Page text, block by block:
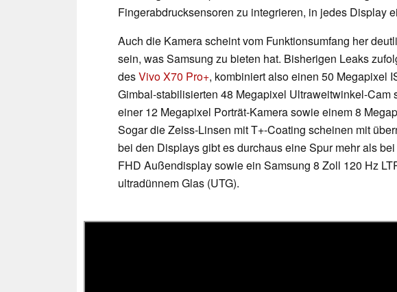
Fingerabdrucksensoren zu integrieren, in jedes Display
Auch die Kamera scheint vom Funktionsumfang her
sein, was Samsung zu bieten hat. Bisherigen Leaks
desVivo X70 Pro+, kombiniert also einen 50 Megapixel
Gimbal-stabilisierten 48 Megapixel Ultraweitwinkel-Cam
einer 12 Megapixel Porträt-Kamera sowie einem 8
Sogar die Zeiss-Linsen mit T+-Coating scheinen mit
bei den Displays gibt es durchaus eine Spur mehr als
FHD Außendisplay sowie ein Samsung 8 Zoll 120 Hz
ultradünnem Glas (UTG).